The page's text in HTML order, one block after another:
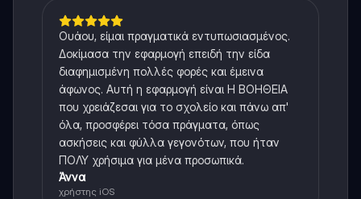
Ουάου, είμαι πραγματικά εντυπωσιασμένος.
Δοκίμασα την εφαρμογή επειδή την είδα
διαφημισμένη πολλές φορές και έμεινα
άφωνος. Αυτή η εφαρμογή είναι Η ΒΟΗΘΕΙΑ
που χρειάζεσαι για το σχολείο και πάνω απ'
όλα, προσφέρει τόσα πράγματα, όπως
ασκήσεις και φύλλα γεγονότων, που ήταν
ΠΟΛΥ χρήσιμα για μένα προσωπικά.
Άννα
χρήστης iOS